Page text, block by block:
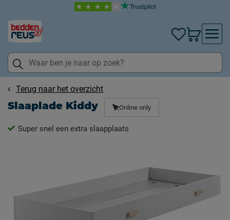
Terug naar het overzicht
Slaaplade Kiddy Online only
Super snel een extra slaapplaats